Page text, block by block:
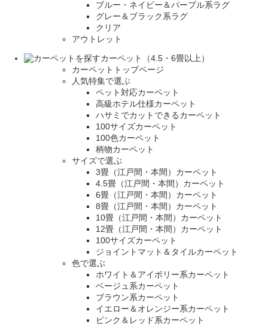
ブルー・ネイビー＆パープル系ラグ
グレー＆ブラック系ラグ
クリア
アウトレット
カーペット（4.5・6畳以上）
カーペットトップページ
人気特集で選ぶ
ペット対応カーペット
高級ホテル仕様カーペット
ハサミでカットできるカーペット
100サイズカーペット
100色カーペット
柄物カーペット
サイズで選ぶ
3畳（江戸間・本間）カーペット
4.5畳（江戸間・本間）カーペット
6畳（江戸間・本間）カーペット
8畳（江戸間・本間）カーペット
10畳（江戸間・本間）カーペット
12畳（江戸間・本間）カーペット
100サイズカーペット
ジョイントマット＆タイルカーペット
色で選ぶ
ホワイト＆アイボリー系カーペット
ベージュ系カーペット
ブラウン系カーペット
イエロー＆オレンジー系カーペット
ピンク＆レッド系カーペット